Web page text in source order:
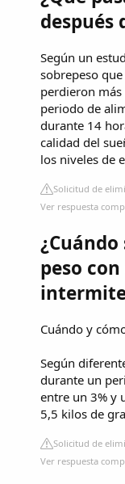
después
Según un
sobrepeso
perdieron
periodo de
durante 14
calidad del
los niveles de
Solicitud de
Ver respuesta
peso
Cuándo y
Según
durante un
entre un 3% y
5,5 kilos de
Solicitud de
Ver respuesta